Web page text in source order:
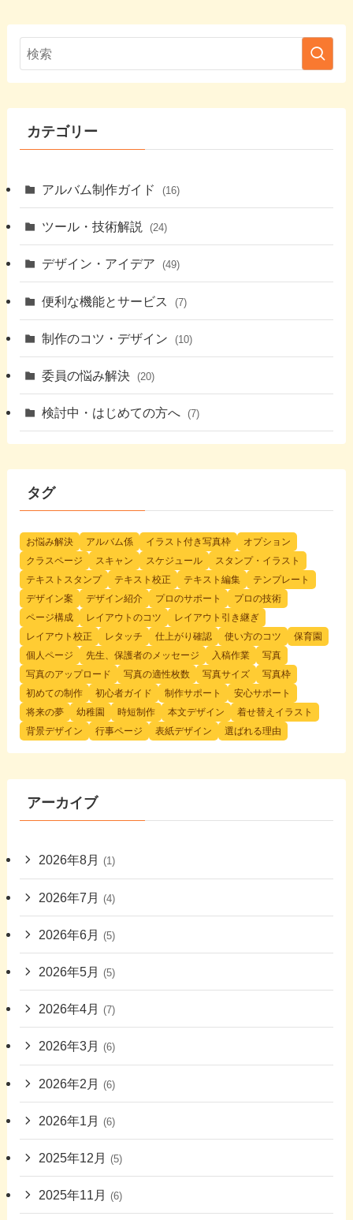
カテゴリー
アルバム制作ガイド (16)
ツール・技術解説 (24)
デザイン・アイデア (49)
便利な機能とサービス (7)
制作のコツ・デザイン (10)
委員の悩み解決 (20)
検討中・はじめての方へ (7)
タグ
お悩み解決 アルバム係 イラスト付き写真枠
オプション
クラスページ
スキャン スケジュール
スタンプ・イラスト
テキストスタンプ
テキスト校正 テキスト編集
テンプレート
デザイン案
デザイン紹介 プロのサポート
プロの技術
ページ構成
レイアウトのコツ
レイアウト引き継ぎ
レイアウト校正
レタッチ 仕上がり確認 使い方のコツ
保育園
個人ページ
先生、保護者のメッセージ 入稿作業
写真
写真のアップロード
写真の適性枚数 写真サイズ
写真枠
初めての制作
初心者ガイド 制作サポート
安心サポート
将来の夢
幼稚園 時短制作 本文デザイン
着せ替えイラスト
背景デザイン
行事ページ 表紙デザイン 選ばれる理由
アーカイブ
2026年8月 (1)
2026年7月 (4)
2026年6月 (5)
2026年5月 (5)
2026年4月 (7)
2026年3月 (6)
2026年2月 (6)
2026年1月 (6)
2025年12月 (5)
2025年11月 (6)